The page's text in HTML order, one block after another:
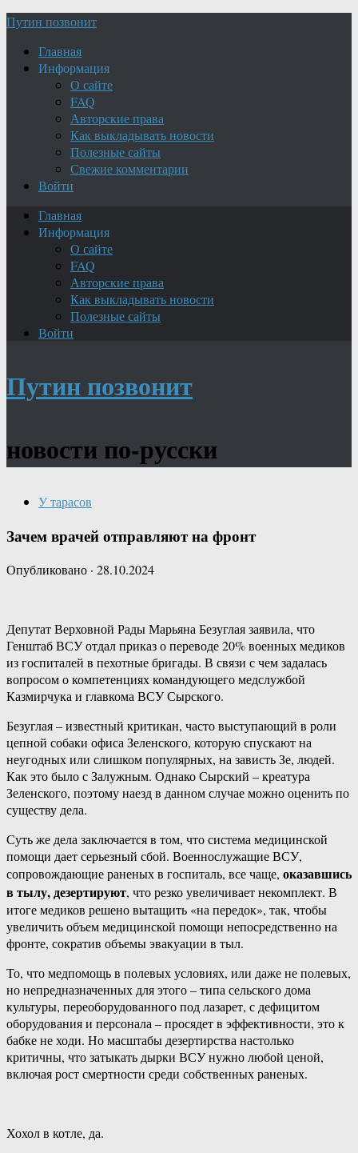
Путин позвонит
Главная
Информация
О сайте
FAQ
Авторские права
Как выкладывать новости
Полезные сайты
Свежие комментарии
Войти
Главная
Информация
О сайте
FAQ
Авторские права
Как выкладывать новости
Полезные сайты
Войти
Путин позвонит
новости по-русски
У тарасов
Зачем врачей отправляют на фронт
Опубликовано · 28.10.2024
Депутат Верховной Рады Марьяна Безуглая заявила, что
Генштаб ВСУ отдал приказ о переводе 20% военных медиков
из госпиталей в пехотные бригады. В связи с чем задалась
вопросом о компетенциях командующего медслужбой
Казмирчука и главкома ВСУ Сырского.
Безуглая – известный критикан, часто выступающий в роли
цепной собаки офиса Зеленского, которую спускают на
неугодных или слишком популярных, на зависть Зе, людей.
Как это было с Залужным. Однако Сырский – креатура
Зеленского, поэтому наезд в данном случае можно оценить по
существу дела.
Суть же дела заключается в том, что система медицинской
помощи дает серьезный сбой. Военнослужащие ВСУ,
сопровождающие раненых в госпиталь, все чаще, оказавшись
в тылу, дезертируют, что резко увеличивает некомплект. В
итоге медиков решено вытащить «на передок», так, чтобы
увеличить объем медицинской помощи непосредственно на
фронте, сократив объемы эвакуации в тыл.
То, что медпомощь в полевых условиях, или даже не полевых,
но непредназначенных для этого – типа сельского дома
культуры, переоборудованного под лазарет, с дефицитом
оборудования и персонала – просядет в эффективности, это к
бабке не ходи. Но масштабы дезертирства настолько
критичны, что затыкать дырки ВСУ нужно любой ценой,
включая рост смертности среди собственных раненых.
Хохол в котле, да.